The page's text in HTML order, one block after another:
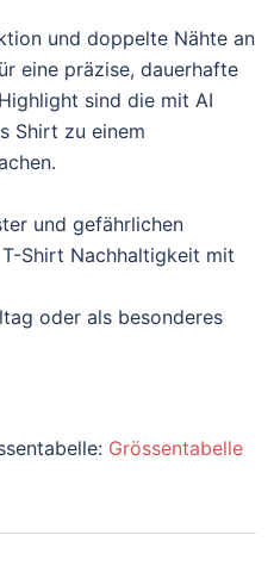
und doppelte Nähte an
eine präzise, dauerhafte
sind die mit AI
Shirt zu einem
und gefährlichen
Shirt Nachhaltigkeit mit
oder als besonderes
Grössentabelle